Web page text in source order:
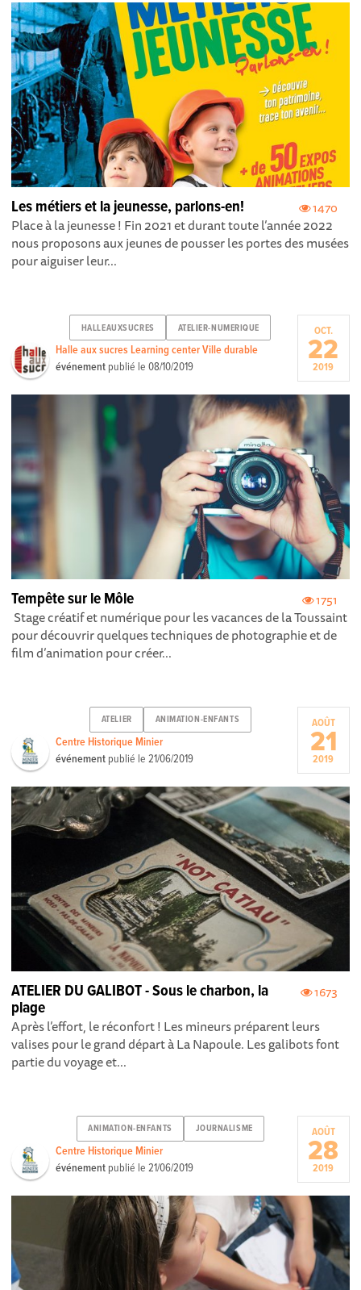
1470
Les métiers et la jeunesse, parlons-en!
Place à la jeunesse ! Fin 2021 et durant toute l’année 2022
nous proposons aux jeunes de pousser les portes des musées
pour aiguiser leur...
HALLEAUXSUCRES ATELIER-NUMERIQUE
Halle aux sucres Learning center Ville durable
événement publié le08/10/2019
OCT.
22
2019
1751
Tempête sur le Môle
Stage créatif et numérique pour les vacances de la Toussaint
pour découvrir quelques techniques de photographie et de
film d’animation pour créer...
ATELIER ANIMATION-ENFANTS
Centre Historique Minier
événement publié le21/06/2019
AOÛT
21
2019
1673
ATELIER DU GALIBOT - Sous le charbon, la
plage
Après l’effort, le réconfort ! Les mineurs préparent leurs
valises pour le grand départ à La Napoule. Les galibots font
partie du voyage et...
ANIMATION-ENFANTS JOURNALISME
Centre Historique Minier
événement publié le21/06/2019
AOÛT
28
2019